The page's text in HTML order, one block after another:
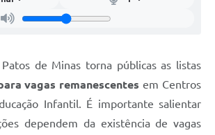
de Minas torna públicas as listas
vagas remanescentes em Centros
Infantil. É importante salientar
dependem da existência de vagas